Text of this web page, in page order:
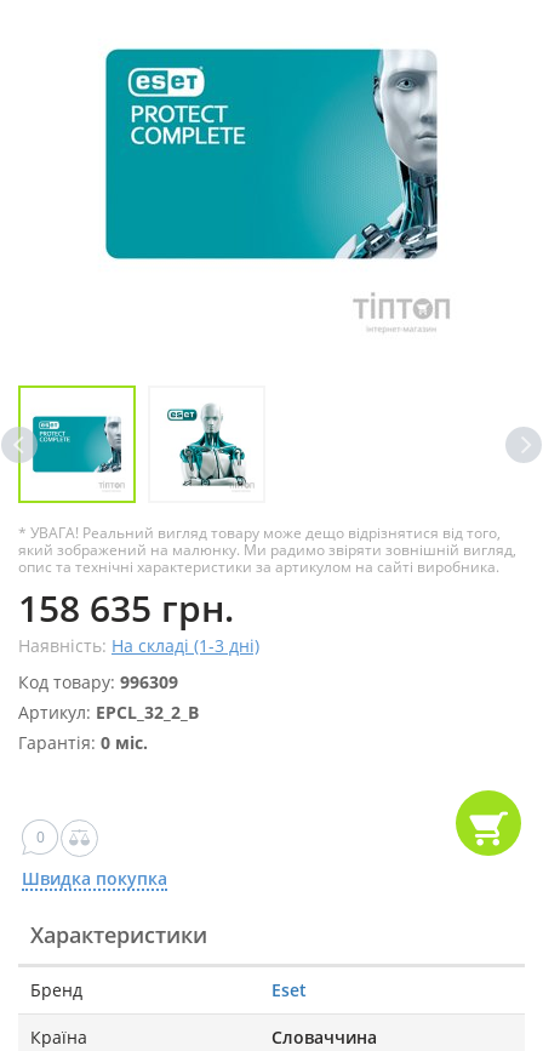
* УВАГА! Реальний вигляд товару може дещо відрізнятися від того,
який зображений на малюнку. Ми радимо звіряти зовнішній вигляд,
опис та технічні характеристики за артикулом на сайті виробника.
158 635 грн.
Наявність: На складі (1-3 дні)
Код товару: 996309
Артикул: EPCL_32_2_B
Гарантія: 0 міс.
0
Швидка покупка
Характеристики
Бренд Eset
Країна Словаччина